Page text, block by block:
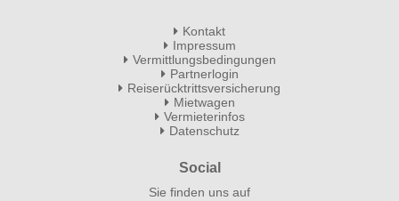
Kontakt
Impressum
Vermittlungsbedingungen
Partnerlogin
Reiserücktrittsversicherung
Mietwagen
Vermieterinfos
Datenschutz
Social
Sie finden uns auf